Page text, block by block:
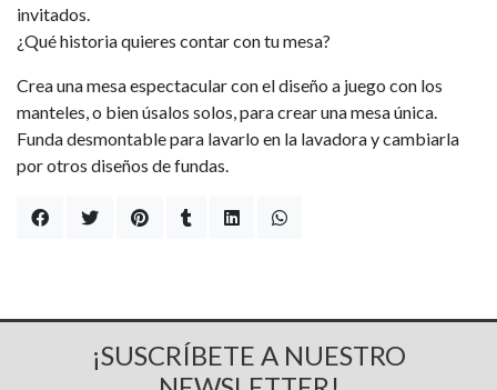
invitados.
¿Qué historia quieres contar con tu mesa?
Crea una mesa espectacular con el diseño a juego con los
manteles, o bien úsalos solos, para crear una mesa única.
Funda desmontable para lavarlo en la lavadora y cambiarla
por otros diseños de fundas.
¡SUSCRÍBETE A NUESTRO